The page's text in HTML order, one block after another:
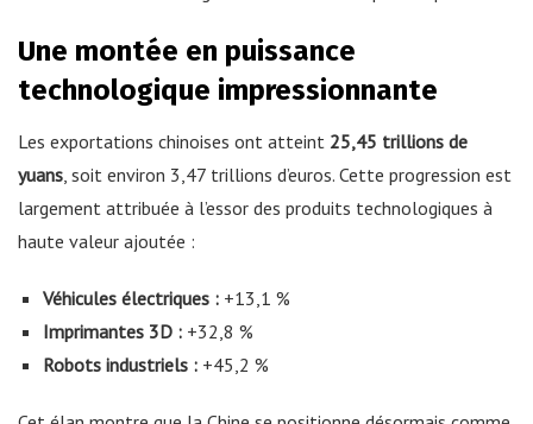
Une montée en puissance
technologique impressionnante
Les exportations chinoises ont atteint 25,45 trillions de
yuans , soit environ 3,47 trillions d’euros. Cette progression est
largement attribuée à l’essor des produits technologiques à
haute valeur ajoutée :
Véhicules électriques :+13,1 %
Imprimantes 3D :+32,8 %
Robots industriels :+45,2 %